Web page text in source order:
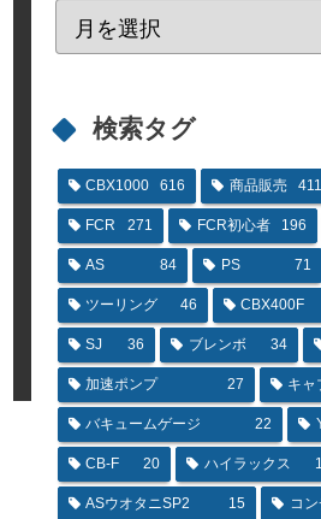
検索タグ
CBX1000 616 商品販売 411
FCR 271 FCR初心者 196
AS 84 PS 71
ツーリング 46 CBX400F
SJ 36 ブレンボ 34
加速ポンプ 27 キャ
バキュームゲージ 22
CB-F 20 ハイラックス
ASウオタニSP2 15 コ